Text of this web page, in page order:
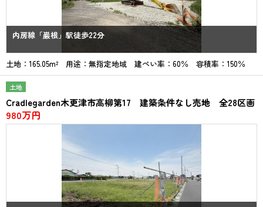
内房線「巌根」駅徒歩22分
土地：165.05m² 用途：無指定地域 建ぺい率：60％ 容積率：150％
土地
Cradlegarden木更津市高柳第17 建築条件なし売地 全28区画
980万円